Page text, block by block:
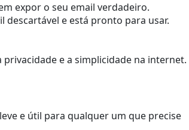
expor o seu email verdadeiro.
descartável e está pronto para usar.
e a simplicidade na internet.
e útil para qualquer um que precise